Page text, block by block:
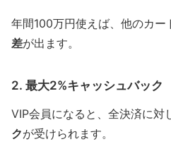
年間100万円使えば、他のカー
差が出ます。
2. 最大2%キャッシュバック
VIP会員になると、全決済に対
クが受けられます。